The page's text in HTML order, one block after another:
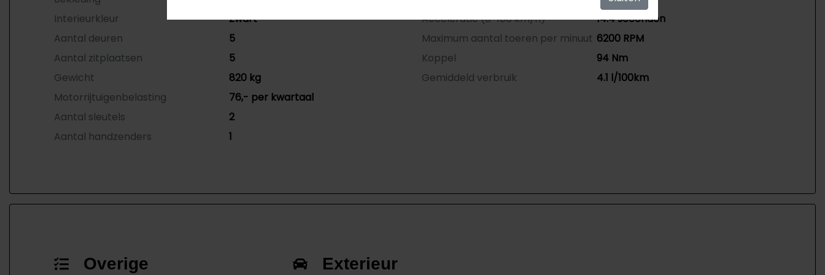
Interieurkleur
Zwart
Aantal deuren
5
Aantal zitplaatsen
5
Gewicht
820 kg
Motorrijtuigenbelasting
76,- per kwartaal
Aantal sleutels
2
Aantal handzenders
1
Acceleratie (0-100 km/h)
14.4 seconden
Maximum aantal toeren per minuut 6200 RPM
Koppel
94 Nm
Gemiddeld verbruik
4.1 l/100km
Overige Exterieur